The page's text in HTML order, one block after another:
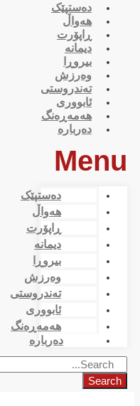
دەستپێک
هەواڵ
ڕاپۆرت
دیمانە
بیروڕا
وەرزش
تەندروستی
ئابووری
هەمەڕەنگ
دەربارە
Menu
دەستپێک
هەواڵ
ڕاپۆرت
دیمانە
بیروڕا
وەرزش
تەندروستی
ئابووری
هەمەڕەنگ
دەربارە
Search